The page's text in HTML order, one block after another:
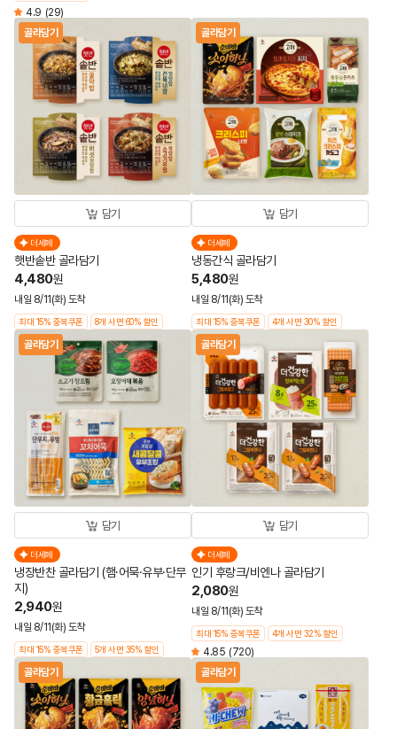
4.9 (29)
골라담기
담기
더세페
햇반솥반 골라담기
4,480원
내일 8/11(화) 도착
최대 15% 중복쿠폰 8개 사면 60% 할인
골라담기
담기
더세페
냉동간식 골라담기
5,480원
내일 8/11(화) 도착
최대 15% 중복쿠폰 4개 사면 30% 할인
골라담기
담기
더세페
냉장반찬 골라담기 (햄·어묵·유부·단무
지)
2,940원
내일 8/11(화) 도착
최대 15% 중복쿠폰 5개 사면 35% 할인
골라담기
담기
더세페
인기 후랑크/비엔나 골라담기
2,080원
내일 8/11(화) 도착
최대 15% 중복쿠폰 4개 사면 32% 할인
4.85 (720)
골라담기
골라담기